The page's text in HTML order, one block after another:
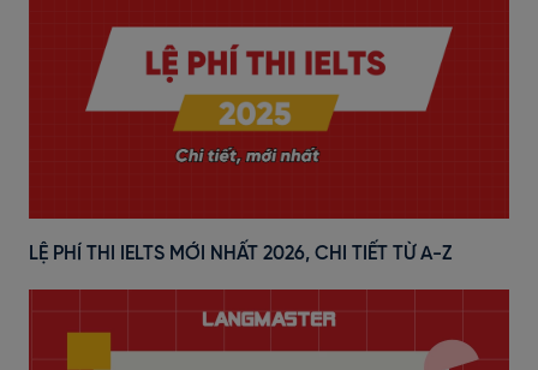
LỆ PHÍ THI IELTS MỚI NHẤT 2026, CHI TIẾT TỪ A-Z